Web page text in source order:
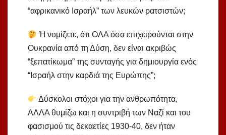
“αφρικανικό Ισραήλ” των λευκών ρατσιστών;
Ή νομίζετε, ότι ΟΛΑ όσα επιχειρούνται στην
Ουκρανία από τη Δύση, δεν είναι ακριβώς
“ξεπατίκωμα” της συνταγής για δημιουργία ενός
“Ισραήλ στην καρδιά της Ευρώπης”;
Δύσκολοι στόχοι για την ανθρωπότητα,
ΑΛΛΑ θυμίζω και η συντριβή των Ναζί και του
φασισμού τις δεκαετίες 1930-40, δεν ήταν